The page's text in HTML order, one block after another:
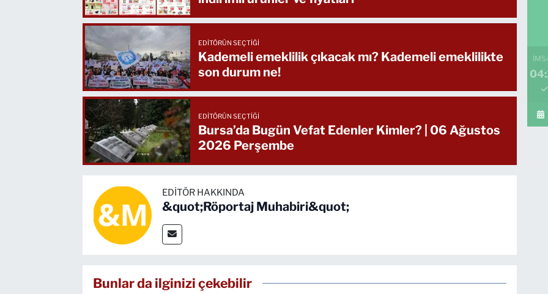
EDITÖRÜN SEÇTIĞI
Kademeli emeklilik çıkacak mı? Kademeli emeklilikte
son durum ne!
EDITÖRÜN SEÇTIĞI
Bursa’da Bugün Vefat Edenler Kimler? | 06 Ağustos
2026 Perşembe
EDITÖR HAKKINDA
&quot;Röportaj Muhabiri&quot;
Bunlar da ilginizi çekebilir